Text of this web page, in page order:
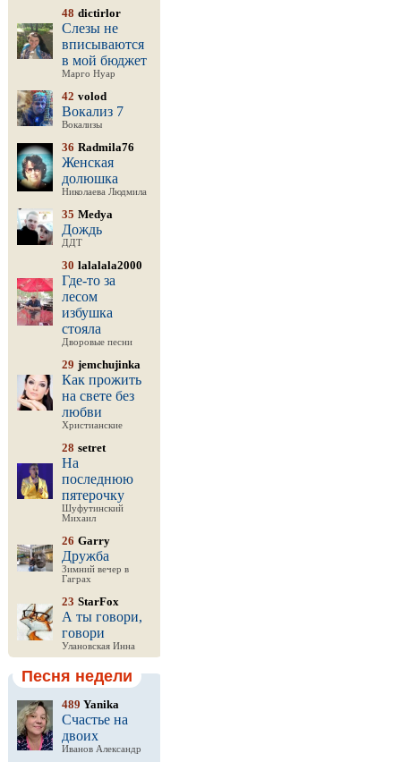
48 dictirlor
Слезы не
вписываются
в мой бюджет
Марго Нуар
42 volod
Вокализ 7
Вокализы
36 Radmila76
Женская
долюшка
Николаева Людмила
35 Medya
Дождь
ДДТ
30 lalalala2000
Где-то за
лесом
избушка
стояла
Дворовые песни
29 jemchujinka
Как прожить
на свете без
любви
Христианские
28 setret
На
последнюю
пятерочку
Шуфутинский
Михаил
26 Garry
Дружба
Зимний вечер в
Гаграх
23 StarFox
А ты говори,
говори
Улановская Инна
Песня недели
489 Yanika
Счастье на
двоих
Иванов Александр